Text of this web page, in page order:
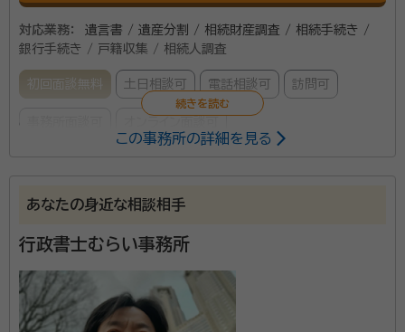
対応業務：
遺言書 / 遺産分割 / 相続財産調査 / 相続手続き /
銀行手続き / 戸籍収集 / 相続人調査
初回面談無料 土日相談可 電話相談可 訪問可
淺野 透
行政書士、入管取次、不当要求防止責任者、著作権相談員、防
経歴：
防衛省陸上自衛隊 特許権者・個人発明家
私は、防衛省陸上自衛隊で約36年勤務して参りました。
各地域で発生した災害派遣はもちろん、様々な行政事務
この事務所の詳細を見る
あなたの身近な相談相手
行政書士むらい事務所